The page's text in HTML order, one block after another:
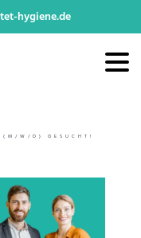
hygiene.de
(M/W/D) GESUCHT!